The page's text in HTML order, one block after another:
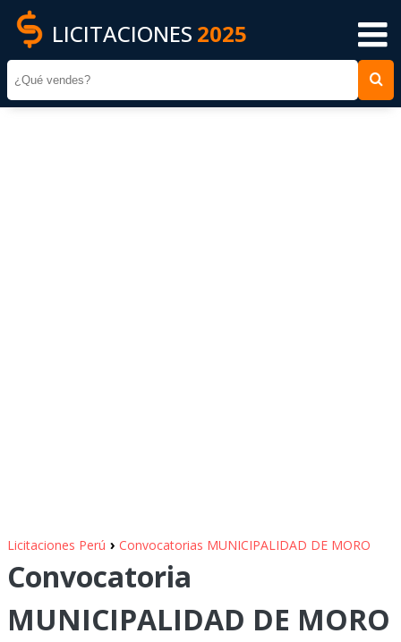
LICITACIONES 2025
Licitaciones Perú › Convocatorias MUNICIPALIDAD DE MORO
Convocatoria
MUNICIPALIDAD DE MORO